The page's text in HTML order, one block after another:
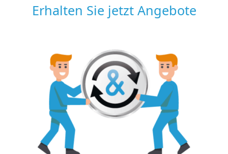
Erhalten Sie jetzt Angebote